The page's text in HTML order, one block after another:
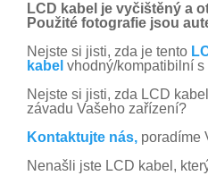
LCD kabel je vyčištěný a
Použité fotografie jsou
Nejste si jisti, zda je tento
kabel vhodný/kompatibilní
Nejste si jisti, zda LCD
závadu Vašeho zařízení?
Kontaktujte nás, poradíme
Nenašli jste LCD kabel,